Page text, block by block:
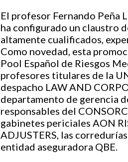
El profesor Fernando Peña
ha configurado un claustro
altamente cualificados,
Como novedad, esta
Pool Español de Riesgos
profesores titulares de la
despacho LAW AND
departamento de gerencia
responsables del
gabinetes periciales AON
ADJUSTERS, las
entidad aseguradora QBE.